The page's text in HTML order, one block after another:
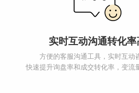
实时互动沟通转化率
方便的客服沟通工具，实时互动
快速提升询盘率和成交转化率，变流